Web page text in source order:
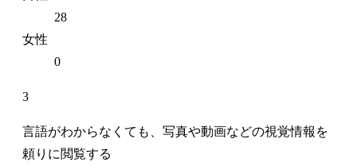
28
女性
0
3
言語がわからなくても、写真や動画などの視覚情報を
頼りに閲覧する